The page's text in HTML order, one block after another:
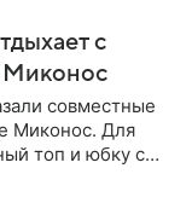
с
Миконос
совместные
Миконос. Для
топ и юбку с